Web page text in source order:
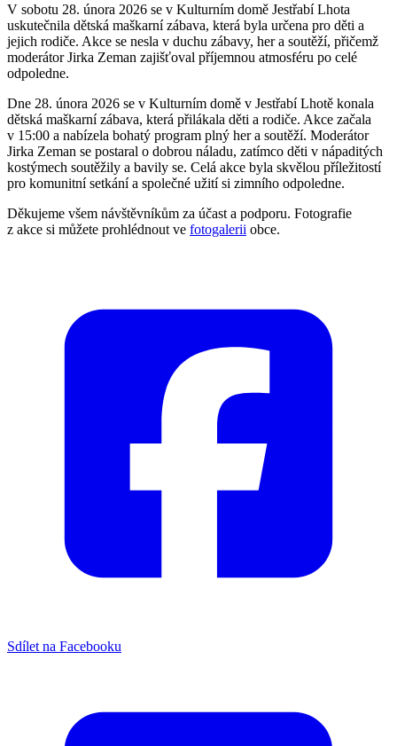
V sobotu 28. února 2026 se v Kulturním domě Jestřabí Lhota
uskutečnila dětská maškarní zábava, která byla určena pro děti a
jejich rodiče. Akce se nesla v duchu zábavy, her a soutěží, přičemž
moderátor Jirka Zeman zajišťoval příjemnou atmosféru po celé
odpoledne.
Dne 28. února 2026 se v Kulturním domě v Jestřabí Lhotě konala
dětská maškarní zábava, která přilákala děti a rodiče. Akce začala
v 15:00 a nabízela bohatý program plný her a soutěží. Moderátor
Jirka Zeman se postaral o dobrou náladu, zatímco děti v nápaditých
kostýmech soutěžily a bavily se. Celá akce byla skvělou příležitostí
pro komunitní setkání a společné užití si zimního odpoledne.
Děkujeme všem návštěvníkům za účast a podporu. Fotografie
z akce si můžete prohlédnout ve fotogalerii obce.
Sdílet na Facebooku